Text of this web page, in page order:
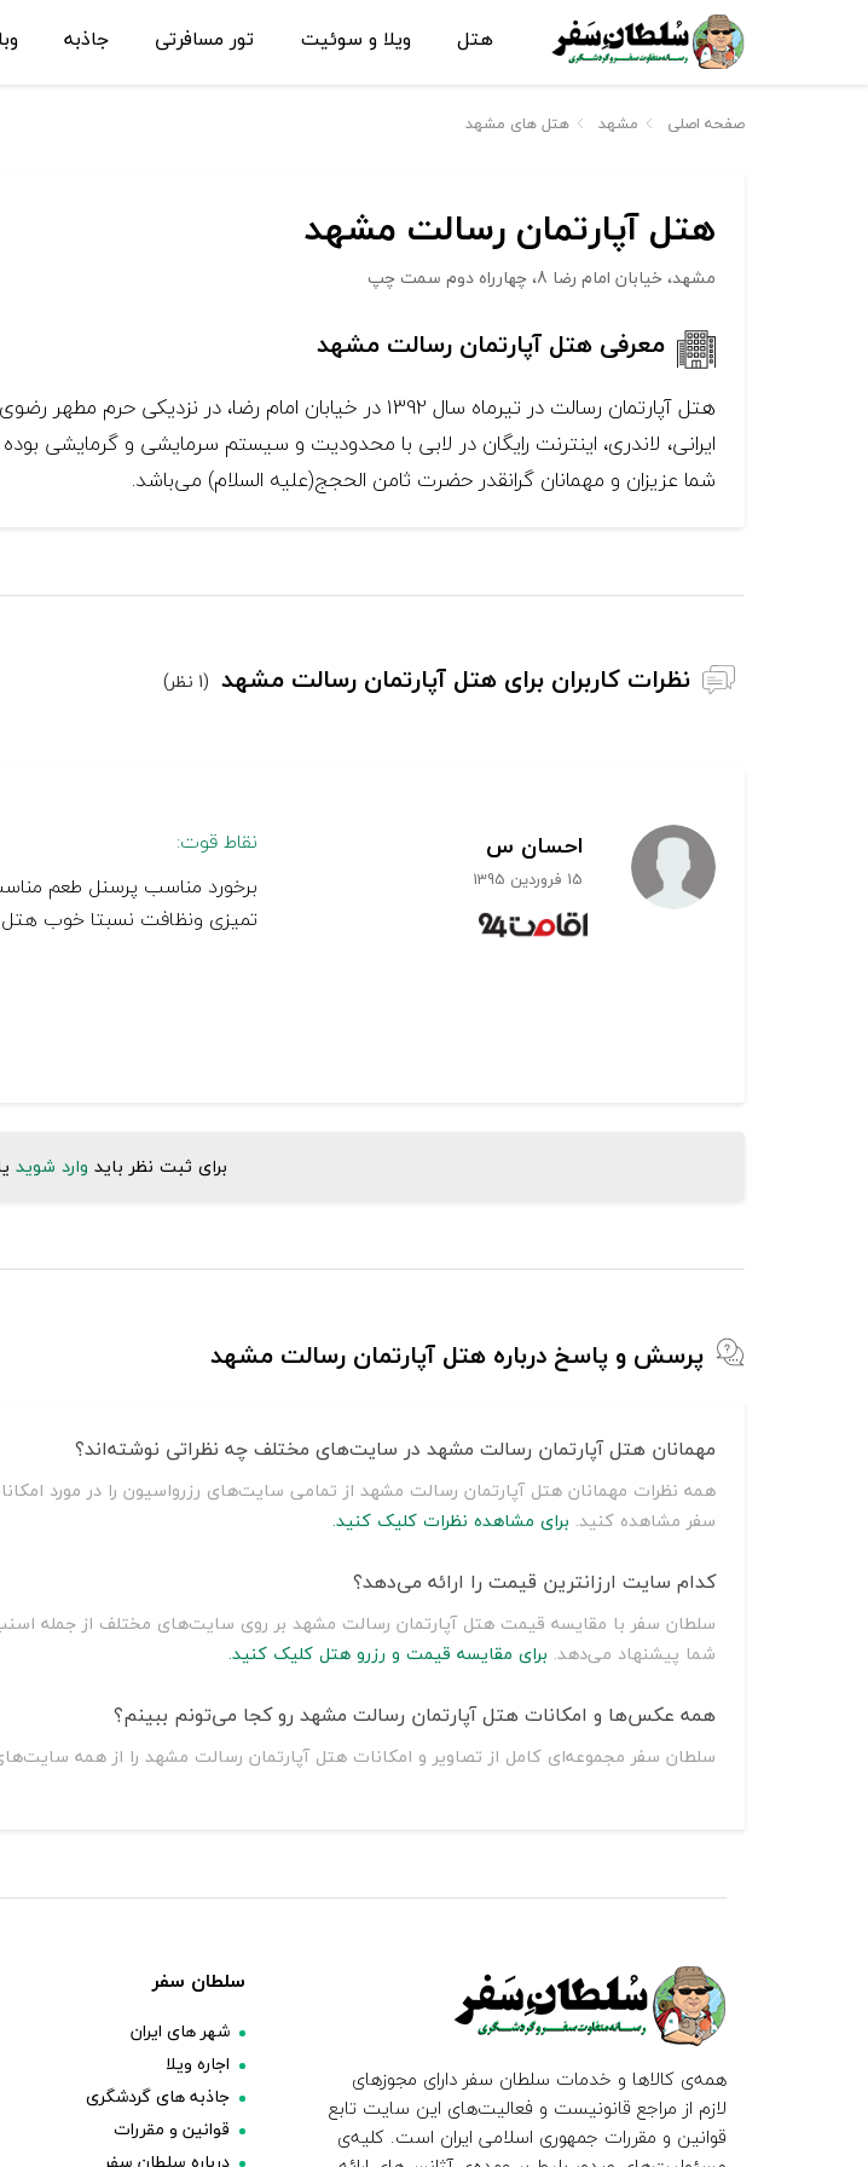
هتل ویلا و سوئیت تور مسافرتی جاذبه
صفحه اصلی مشهد هتل های مشهد
هتل آپارتمان رسالت مشهد
مشهد، خیابان امام رضا 8، چهارراه دوم سمت چپ
معرفی هتل آپارتمان رسالت مشهد
هتل آپارتمان رسالت در تیرماه سال 1392 در خیابان امام رضا،
ایرانی، لاندری، اینترنت رایگان در لابی با محدودیت و سیستم سرمایشی و گرمایشی
شما عزیزان و مهمانان گرانقدر حضرت ثامن الحجج(علیه السلام) می‌باشد.
نظرات کاربران برای هتل آپارتمان رسالت مشهد (1 نظر)
احسان س
15 فروردین 1395
نقاط قوت:
برخورد مناسب پرسنل طعم
تمیزی ونظافت نسبتا خوب
برای ثبت نظر باید وارد شوید
پرسش و پاسخ درباره هتل آپارتمان رسالت مشهد
مهمانان هتل آپارتمان رسالت مشهد در سایت‌های مختلف چه نظراتی نوشته‌اند؟
همه نظرات مهمانان هتل آپارتمان رسالت مشهد از تمامی سایت‌های رزرواسیون را در مورد
سفر مشاهده کنید. برای مشاهده نظرات کلیک کنید.
کدام سایت ارزانترین قیمت را ارائه می‌دهد؟
شما پیشنهاد می‌دهد. برای مقایسه قیمت و رزرو هتل کلیک کنید.
همه عکس‌ها و امکانات هتل آپارتمان رسالت مشهد رو کجا می‌تونم ببینم؟
سلطان سفر مجموعه‌ای کامل از تصاویر و امکانات هتل آپارتمان رسالت مشهد را از همه
همه‌ی کالاها و خدمات سلطان سفر دارای مجوزهای
لازم از مراجع قانونیست و فعالیت‌های این سایت تابع
قوانین و مقررات جمهوری اسلامی ایران است. کلیه‌ی
سلطان سفر
شهر های ایران
اجاره ویلا
جاذبه های گردشگری
قوانین و مقررات